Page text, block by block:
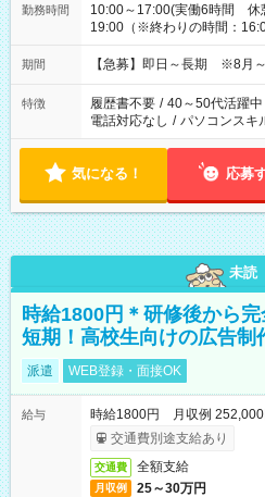
勤務時間
10:00～17:00(実働6時間 休
19:00（※終わりの時間：
期間 【急募】即日～長期 ※8月～
特徴 履歴書不要 / 40～50代活躍中
電話対応なし / パソコンスキ
気になる！ 応募
未読
時給1800円＊研修後から
短期！高校生向けの広告制
派遣 WEB登録・面接OK
給与
時給1800円 月収例 252,000
交通費別途支給あり
交通費 全額支給
月収例 25～30万円